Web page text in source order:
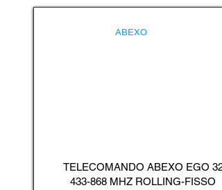
ABEXO
TELECOMANDO ABEXO EGO 32
433-868 MHZ ROLLING-FISSO